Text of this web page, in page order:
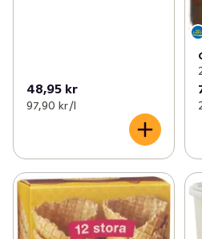
48,95 kr
97,90 kr /l